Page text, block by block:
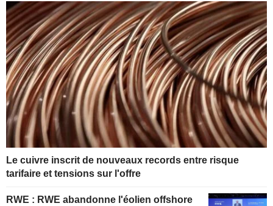
Le cuivre inscrit de nouveaux records entre risque
tarifaire et tensions sur l'offre
RWE : RWE abandonne l'éolien offshore